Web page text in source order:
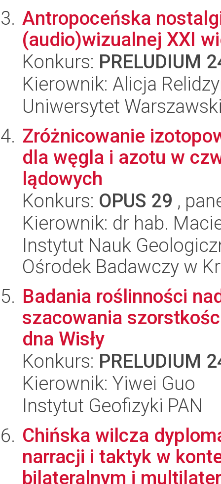
Antropoceńska
(audio)wizualnej XXI
Konkurs: PRELUDIUM
Kierownik: Alicja
Uniwersytet
Zróżnicowanie
dla węgla i azotu w
lądowych
Konkurs: OPUS 29 ,
Kierownik: dr hab.
Instytut Nauk
Ośrodek Badawczy w
Badania roślinności
szacowania
dna Wisły
Konkurs: PRELUDIUM
Kierownik: Yiwei Guo
Instytut Geofizyki PAN
Chińska wilcza
narracji i taktyk w
bilateralnym i